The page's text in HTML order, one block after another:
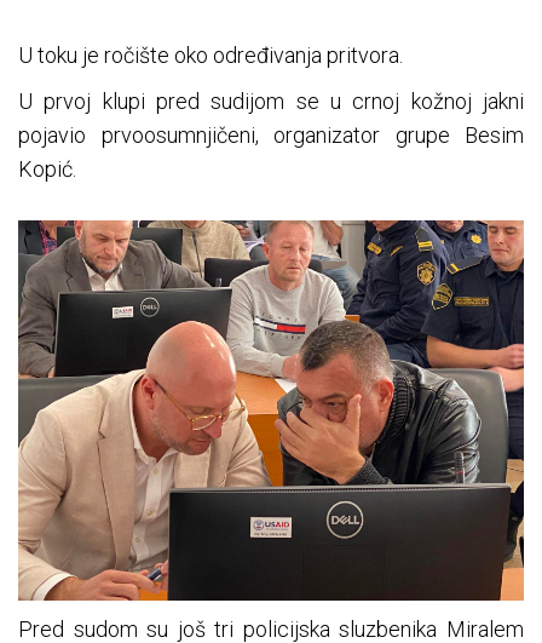
U toku je ročište oko određivanja pritvora.
U prvoj klupi pred sudijom se u crnoj kožnoj jakni
pojavio prvoosumnjičeni, organizator grupe Besim
Kopić.
Pred sudom su još tri policijska sluzbenika Miralem